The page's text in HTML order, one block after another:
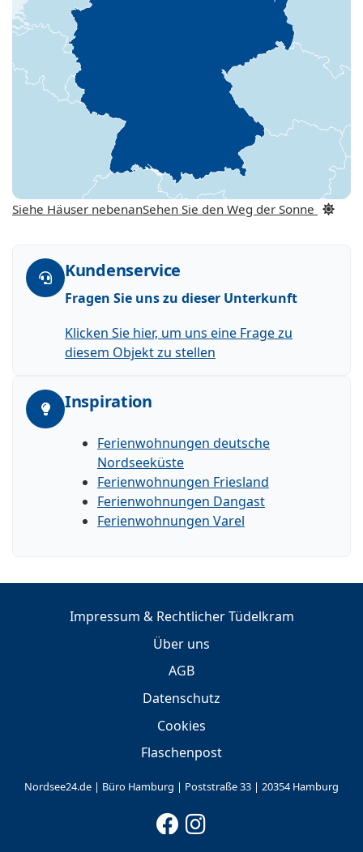
Siehe Häuser nebenanSehen Sie den Weg der Sonne
Kundenservice
Fragen Sie uns zu dieser Unterkunft
Klicken Sie hier, um uns eine Frage zu
diesem Objekt zu stellen
Inspiration
Ferienwohnungen deutsche
Nordseeküste
Ferienwohnungen Friesland
Ferienwohnungen Dangast
Ferienwohnungen Varel
Impressum & Rechtlicher Tüdelkram
Über uns
AGB
Datenschutz
Cookies
Flaschenpost
Nordsee24.de | Büro Hamburg | Poststraße 33 | 20354 Hamburg